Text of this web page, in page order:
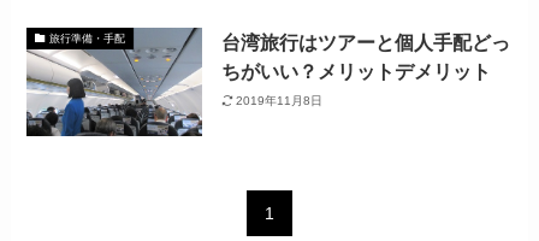
旅行準備・手配
台湾旅行はツアーと個人手配どっ
ちがいい？メリットデメリット
2019年11月8日
1